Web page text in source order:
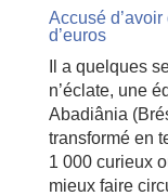
Accusé
d’euros
Il a quelques
n’éclate, une
Abadiânia
transformé en
1 000 curieux
mieux faire